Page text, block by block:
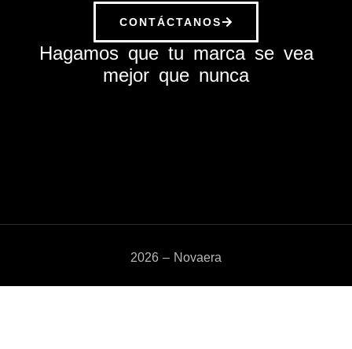
CONTÁCTANOS
Hagamos que tu marca se vea
mejor que nunca
2026 – Novaera